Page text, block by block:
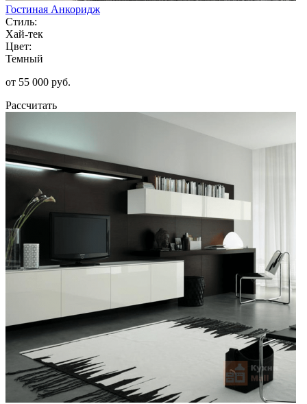
Гостиная Анкоридж
Стиль:
Хай-тек
Цвет:
Темный
от 55 000 руб.
Рассчитать